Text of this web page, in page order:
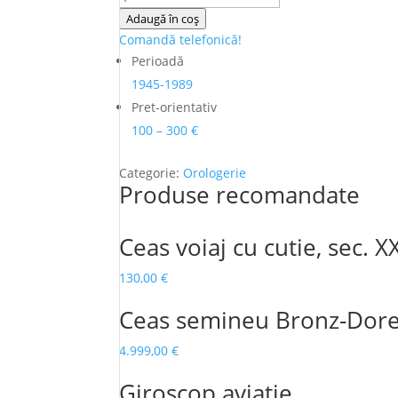
Ceas
de
mana
Doxa,
Adaugă în coș
Comandă telefonică!
Perioadă
1945-1989
Pret-orientativ
100 – 300 €
Categorie: Orologerie
Produse recomandate
Ceas voiaj cu cutie, sec.
130,00€
Ceas semineu Bronz-
4.999,00€